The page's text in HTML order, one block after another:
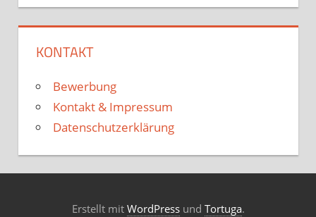
KONTAKT
Bewerbung
Kontakt & Impressum
Datenschutzerklärung
Erstellt mit WordPressund Tortuga.